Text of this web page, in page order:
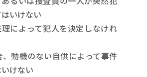
いけない
によって犯人を決定しなけれ
動機のない自供によって事件
けない